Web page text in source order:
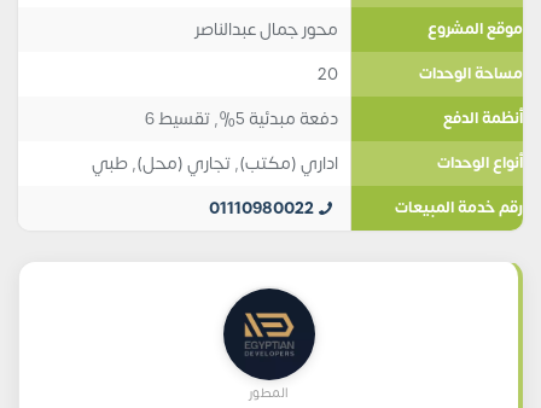
موقع المشروع محور جمال عبدالناصر
مساحة الوحدات 20
أنظمة الدفع دفعة مبدئية 5%, تقسيط 6
أنواع الوحدات اداري (مكتب),تجاري (محل),طبي
رقم خدمة المبيعات 01110980022
المطور